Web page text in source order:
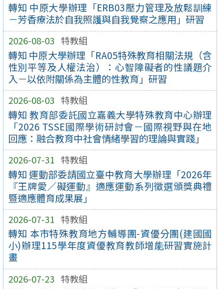
轉知 中原大學辦理「ERB03壓力管理及放鬆訓練
－芳香療法於自我照護與自我覺察之應用」研習
2026-08-03 特教組
轉知 中原大學辦理「RA05特殊教育相關法規（含
性別平等及人權法治）：心智障礙者的性議題介
入－以依附關係為主體的性教育」研習
2026-08-03 特教組
轉知 教育部委託國立嘉義大學特殊教育中心辦理
「2026 TSSE國際學術研討會－國際視野與在地
回應：融合教育中社會情緒學習的理論與實踐」
2026-07-31 特教組
轉知 運動部委請國立臺中教育大學辦理「2026年
『王牌愛／礙運動』適應運動系列徵選頒獎典禮
暨適應體育成果展」
2026-07-31 特教組
轉知 本市特殊教育地方輔導團-資優分團(建國國
小)辦理115學年度資優教育教師增能研習實施計
畫
2026-07-23 特教組